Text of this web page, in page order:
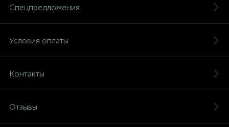
Спецпредложения
Условия оплаты
Контакты
Отзывы